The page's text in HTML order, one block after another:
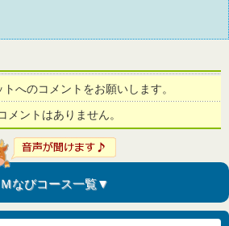
へのコメントをお願いします。
メントはありません。
なびコース一覧▼